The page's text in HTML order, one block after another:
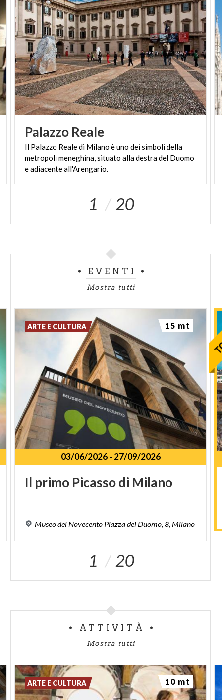
Palazzo Reale
Il Palazzo Reale di Milano è uno dei simboli della
metropoli meneghina, situato alla destra del Duomo
e adiacente all'Arengario.
1 20
EVENTI
Mostra tutti
03/06/2026- 27/09/2026
Il primo Picassodi Milano
Museodel Novecento Piazzadel Duomo,8, Milano
ARTE E CULTURA 15 mt
1 20
ATTIVITÀ
Mostra tutti
ARTE E CULTURA 10 mt